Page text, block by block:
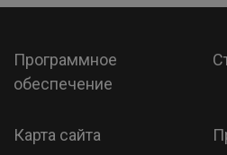
Программное
обеспечение
Карта сайта